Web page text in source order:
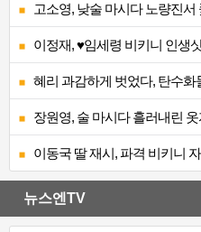
고소영, 낮술 마시다 노량진서
이정재, ♥임세령 비키니 인생
혜리 과감하게 벗었다, 탄수화
장원영, 술 마시다 흘러내린
이동국 딸 재시, 파격 비키니
뉴스엔TV